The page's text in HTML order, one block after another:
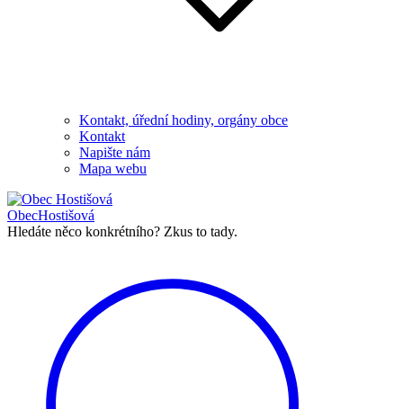
Kontakt, úřední hodiny, orgány obce
Kontakt
Napište nám
Mapa webu
ObecHostišová
Hledáte něco konkrétního? Zkus to tady.